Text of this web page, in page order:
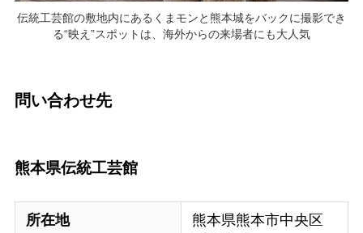
伝統工芸館の敷地内にあるくまモンと熊本城をバックに撮影でき
る“映え”スポットは、海外からの来場者にも大人気
問い合わせ先
熊本県伝統工芸館
所在地
熊本県熊本市中央区